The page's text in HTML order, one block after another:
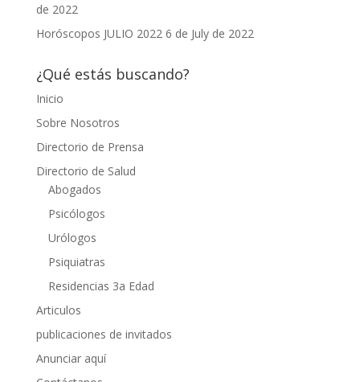
de 2022
Horóscopos JULIO 2022 6 de July de 2022
¿Qué estás buscando?
Inicio
Sobre Nosotros
Directorio de Prensa
Directorio de Salud
Abogados
Psicólogos
Urólogos
Psiquiatras
Residencias 3a Edad
Articulos
publicaciones de invitados
Anunciar aquí